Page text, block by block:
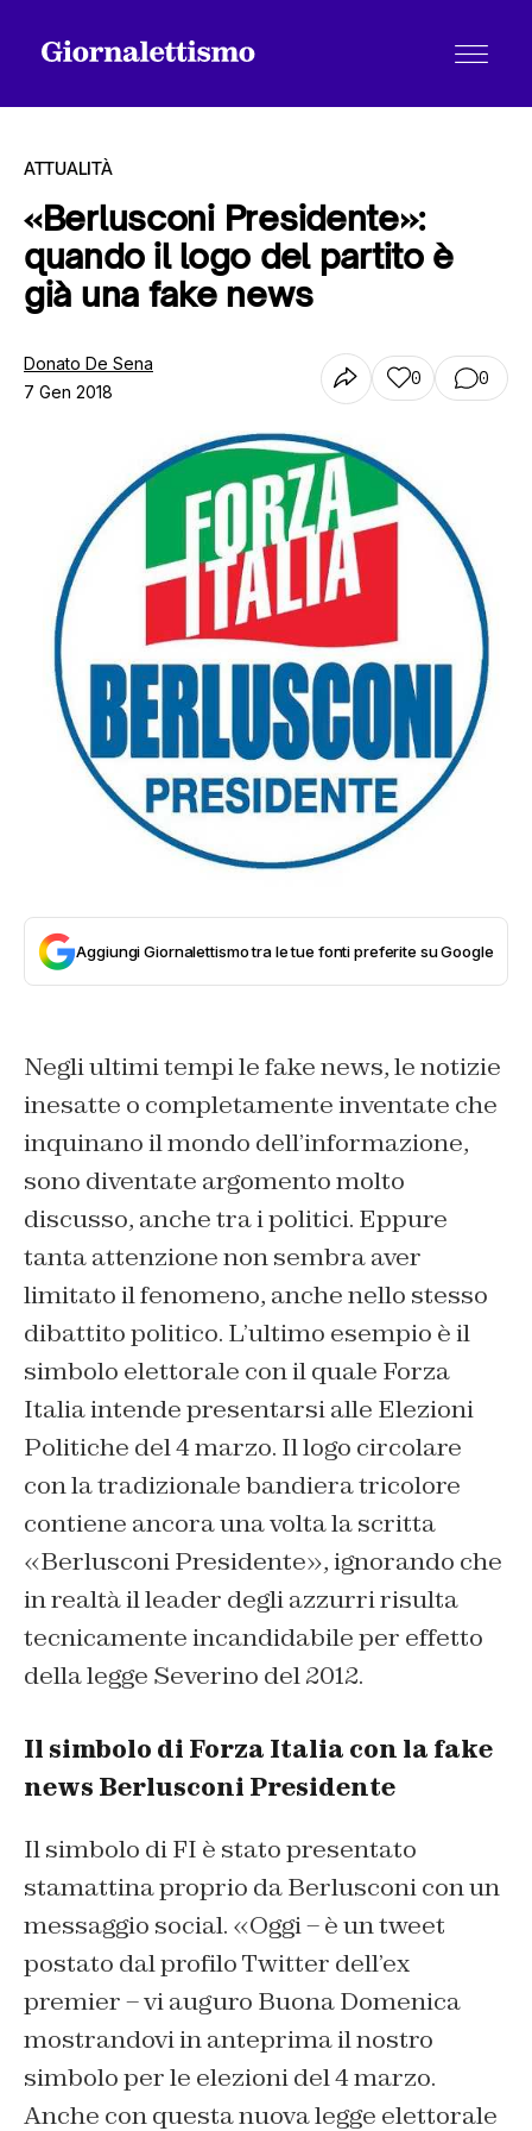
Tutti gli articoli
Chi siamo
ATTUALITÀ
«Berlusconi Presidente»:
quando il logo del partito è
già una fake news
Donato De Sena
7 Gen 2018
0 0
Aggiungi Giornalettismo tra le tue fonti preferite su Google
Negli ultimi tempi le fake news, le notizie
inesatte o completamente inventate che
inquinano il mondo dell’informazione,
sono diventate argomento molto
discusso, anche tra i politici. Eppure
tanta attenzione non sembra aver
limitato il fenomeno, anche nello stesso
dibattito politico. L’ultimo esempio è il
simbolo elettorale con il quale Forza
Italia intende presentarsi alle Elezioni
Politiche del 4 marzo. Il logo circolare
con la tradizionale bandiera tricolore
contiene ancora una volta la scritta
«Berlusconi Presidente», ignorando che
in realtà il leader degli azzurri risulta
tecnicamente incandidabile per effetto
della legge Severino del 2012.
Il simbolo di Forza Italia con la fake
news Berlusconi Presidente
Il simbolo di FI è stato presentato
stamattina proprio da Berlusconi con un
messaggio social. «Oggi – è un tweet
postato dal profilo Twitter dell’ex
premier – vi auguro Buona Domenica
mostrandovi in anteprima il nostro
simbolo per le elezioni del 4 marzo.
Anche con questa nuova legge elettorale